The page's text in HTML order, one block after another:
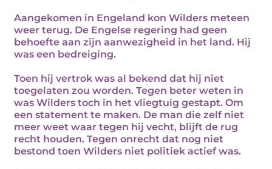
Aangekomen in Engeland kon Wilders meteen
weer terug. De Engelse regering had geen
behoefte aan zijn aanwezigheid in het land. Hij
was een bedreiging.
Toen hij vertrok was al bekend dat hij niet
toegelaten zou worden. Tegen beter weten in
was Wilders toch in het vliegtuig gestapt. Om
een statement te maken. De man die zelf niet
meer weet waar tegen hij vecht, blijft de rug
recht houden. Tegen onrecht dat nog niet
bestond toen Wilders niet politiek actief was.